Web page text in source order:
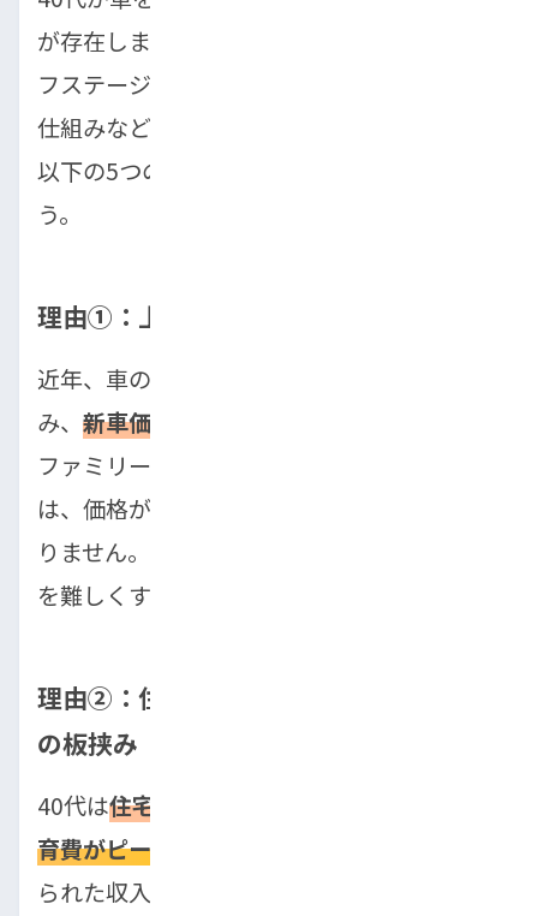
が存在します。収入や貯金だけでなく、ライ
フステージにおける特有の課題や、ローンの
仕組みなど多角的に考える必要があります。
以下の5つの理由を詳しく見ていきましょ
う。
理由①：上がり続ける新車の価格
近年、車の安全性能や先進技術の搭載が進
み、 新車価格が大幅に上昇
ファミリー向けのミニバンや人気のSUVで
は、価格が300万円を超えることも珍しくあ
りません。この価格上昇が40代にとって購入
を難しくする大きな壁となっています。
理由②：住宅ローンや子どもの教育費と
の板挟み
40代は住宅ローンの返済に加え、子どもの教
育費がピークを迎える時期
られた収入から多くの固定費を負担しなけれ